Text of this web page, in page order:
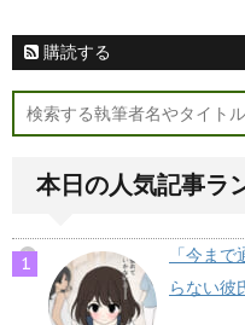
購読する
本日の人気記事ラ
「今ま
らない彼